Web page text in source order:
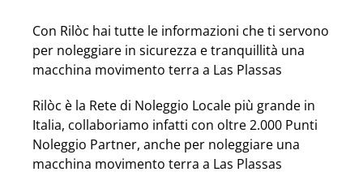
Con Rilòc hai tutte le informazioni che ti servono
per noleggiare in sicurezza e tranquillità una
macchina movimento terra a Las Plassas
Rilòc è la Rete di Noleggio Locale più grande in
Italia, collaboriamo infatti con oltre 2.000 Punti
Noleggio Partner, anche per noleggiare una
macchina movimento terra a Las Plassas